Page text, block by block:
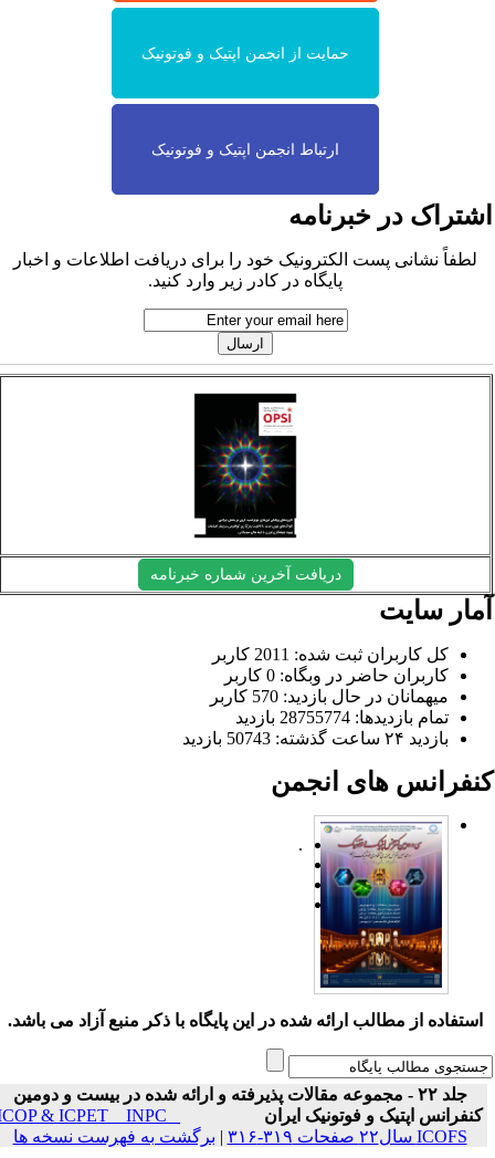
حمایت از انجمن اپتیک و فوتونیک
ارتباط انجمن اپتیک و فوتونیک
در خبرنامه
لطفاً نشانی پست الکترونیک خود را برای دریافت اطلاعات و اخبار
پایگاه در کادر زیر وارد کنید.
دریافت آخرین شماره خبرنامه
سایت
کل کاربران ثبت شده: 2011 کاربر
کاربران حاضر در وبگاه: 0 کاربر
میهمانان در حال بازدید: 570 کاربر
تمام بازدید‌ها: 28755774 بازدید
بازدید ۲۴ ساعت گذشته: 50743 بازدید
های انجمن
.
استفاده از مطالب ارائه شده در این پایگاه با ذکر منبع آزاد می باشد.
جلد ۲۲ - مجموعه مقالات پذیرفته و ارائه شده در بیست و دومین
کنفرانس اپتیک و فوتونیک ایران
ICOP & ICPET _ INPC _
ICOFS سال۲۲ صفحات ۳۱۹-۳۱۶
|برگشت به فهرست نسخه ها